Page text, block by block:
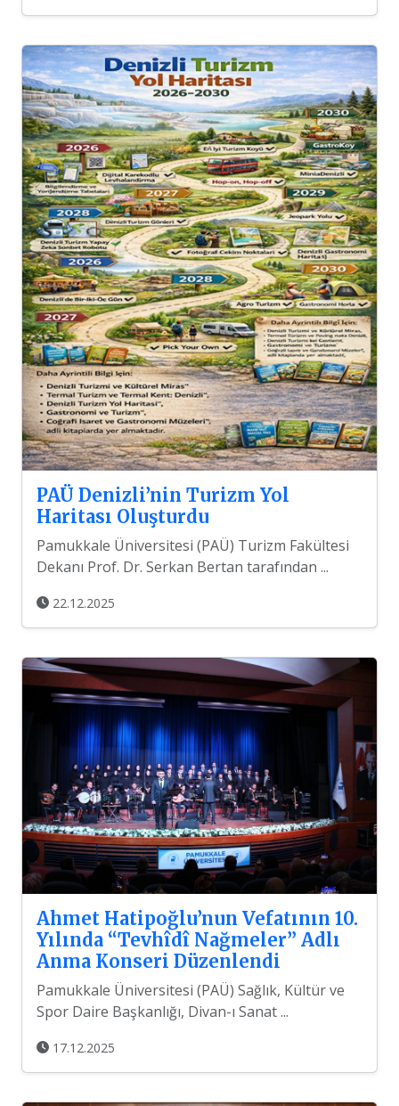
PAÜ Denizli’nin Turizm Yol
Haritası Oluşturdu
Pamukkale Üniversitesi (PAÜ) Turizm Fakültesi
Dekanı Prof. Dr. Serkan Bertan tarafından ...
22.12.2025
Ahmet Hatipoğlu’nun Vefatının 10.
Yılında “Tevhîdî Nağmeler” Adlı
Anma Konseri Düzenlendi
Pamukkale Üniversitesi (PAÜ) Sağlık, Kültür ve
Spor Daire Başkanlığı, Divan-ı Sanat ...
17.12.2025